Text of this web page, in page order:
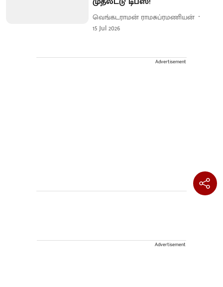
வெங்கடராமன் ராமசுப்ரமணியன்
15 Jul 2026
Advertisement
Advertisement